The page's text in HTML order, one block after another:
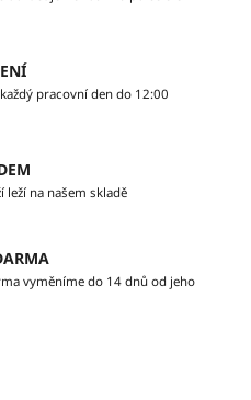
pracovní den do 12:00
leží na našem skladě
vyměníme do 14 dnů od jeho